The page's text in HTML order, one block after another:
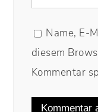
Name, E-
diesem
Kommentar